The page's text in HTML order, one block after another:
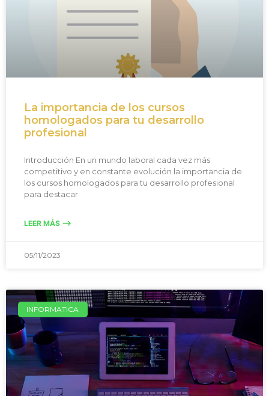
La importancia de los cursos
homologados para tu desarrollo
profesional
Introducción En un mundo laboral cada vez más
competitivo y en constante evolución la importancia de
los cursos homologados para tu desarrollo profesional
para destacar
LEER MÁS -->
05/11/2023
INFORMATICA